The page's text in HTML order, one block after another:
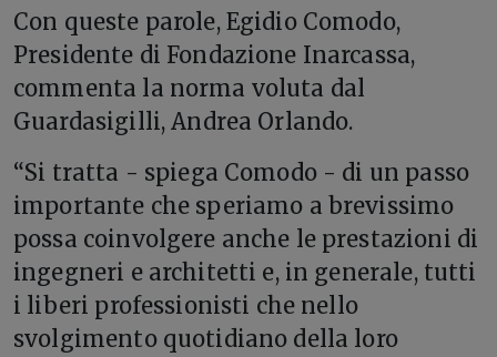
Con queste parole, Egidio Comodo,
Presidente di Fondazione Inarcassa,
commenta la norma voluta dal
Guardasigilli, Andrea Orlando.
“Si tratta - spiega Comodo - di un passo
importante che speriamo a brevissimo
possa coinvolgere anche le prestazioni di
ingegneri e architetti e, in generale, tutti
i liberi professionisti che nello
svolgimento quotidiano della loro